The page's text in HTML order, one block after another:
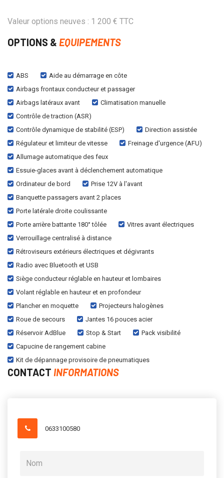
Valeur options neuves : 1 200 € TTC
OPTIONS & EQUIPEMENTS
ABS
Aide au démarrage en côte
Airbags frontaux conducteur et passager
Airbags latéraux avant
Climatisation manuelle
Contrôle de traction (ASR)
Contrôle dynamique de stabilité (ESP)
Direction assistée
Régulateur et limiteur de vitesse
Freinage d'urgence (AFU)
Allumage automatique des feux
Essuie-glaces avant à déclenchement automatique
Ordinateur de bord
Prise 12V à l'avant
Banquette passagers avant 2 places
Porte latérale droite coulissante
Porte arrière battante 180° tôlée
Vitres avant électriques
Verrouillage centralisé à distance
Rétroviseurs extérieurs électriques et dégivrants
Radio avec Bluetooth et USB
Siège conducteur réglable en hauteur et lombaires
Volant réglable en hauteur et en profondeur
Plancher en moquette
Projecteurs halogènes
Roue de secours
Jantes 16 pouces acier
Réservoir AdBlue
Stop & Start
Pack visibilité
Capucine de rangement cabine
Kit de dépannage provisoire de pneumatiques
CONTACT INFORMATIONS
0633100580